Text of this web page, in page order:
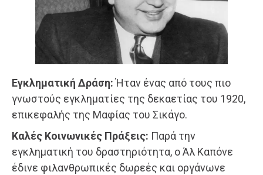
Εγκληματική Δράση:Ήταν ένας από τους πιο
γνωστούς εγκληματίες της δεκαετίας του 1920,
επικεφαλής της Μαφίας του Σικάγο.
Καλές Κοινωνικές Πράξεις: Παρά την
εγκληματική του δραστηριότητα, ο Άλ Καπόνε
έδινε φιλανθρωπικές δωρεές και οργάνωνε